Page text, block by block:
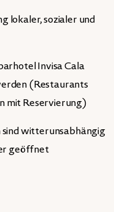
lokaler, sozialer und
Invisa Cala
(Restaurants
mit Reservierung)
witterunsabhängig
geöffnet